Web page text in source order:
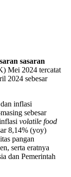
sasaran
Mei 2024 tercatat
2024 sebesar
inflasi
sebesar
volatile food
8,14% (yoy)
pangan
serta eratnya
dan Pemerintah